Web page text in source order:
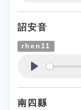
詔安音
rhen11
南四縣